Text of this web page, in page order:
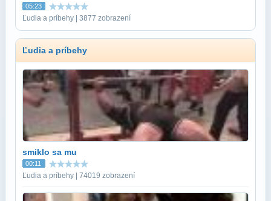
05:23
Ľudia a príbehy | 3877 zobrazení
Ľudia a príbehy
smiklo sa mu
00:11
Ľudia a príbehy | 74019 zobrazení